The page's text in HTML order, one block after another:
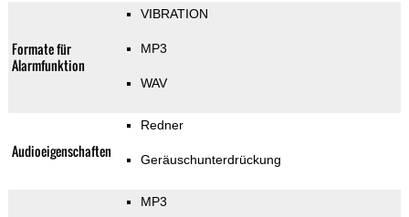
Formate für
Alarmfunktion
VIBRATION
MP3
WAV
Audioeigenschaften
Redner
Geräuschunterdrückung
MP3